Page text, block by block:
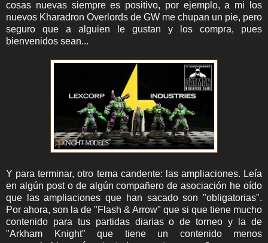
cosas nuevas siempre es positivo, por ejemplo, a mi los
nuevos Kharadron Overlords de GW me chupan un pie, pero
seguro que a alguien le gustan y los compra, pues
bienvenidos sean...
Y para terminar, otro tema candente: las ampliaciones. Leía
en algún post o de algún compañero de asociación he oído
que las ampliaciones que han sacado son "obligatorias".
Por ahora, son la de "Flash & Arrow" que si que tiene mucho
contenido para tus partidas diarias o de torneo y la de
"Arkham Knight" que tiene un contenido menos